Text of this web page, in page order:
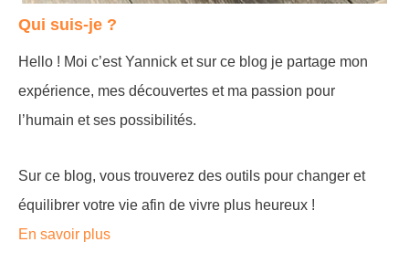
Qui suis-je ?
Hello ! Moi c’est Yannick et sur ce blog je partage mon
expérience, mes découvertes et ma passion pour
l’humain et ses possibilités.
Sur ce blog, vous trouverez des outils pour changer et
équilibrer votre vie afin de vivre plus heureux !
En savoir plus